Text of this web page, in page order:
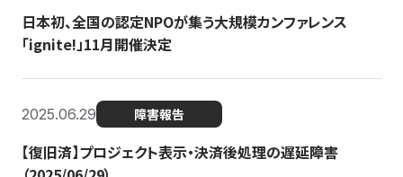
日本初、全国の認定NPOが集う大規模カンファレンス
「ignite!」11月開催決定
2025.06.29 障害報告
【復旧済】プロジェクト表示・決済後処理の遅延障害